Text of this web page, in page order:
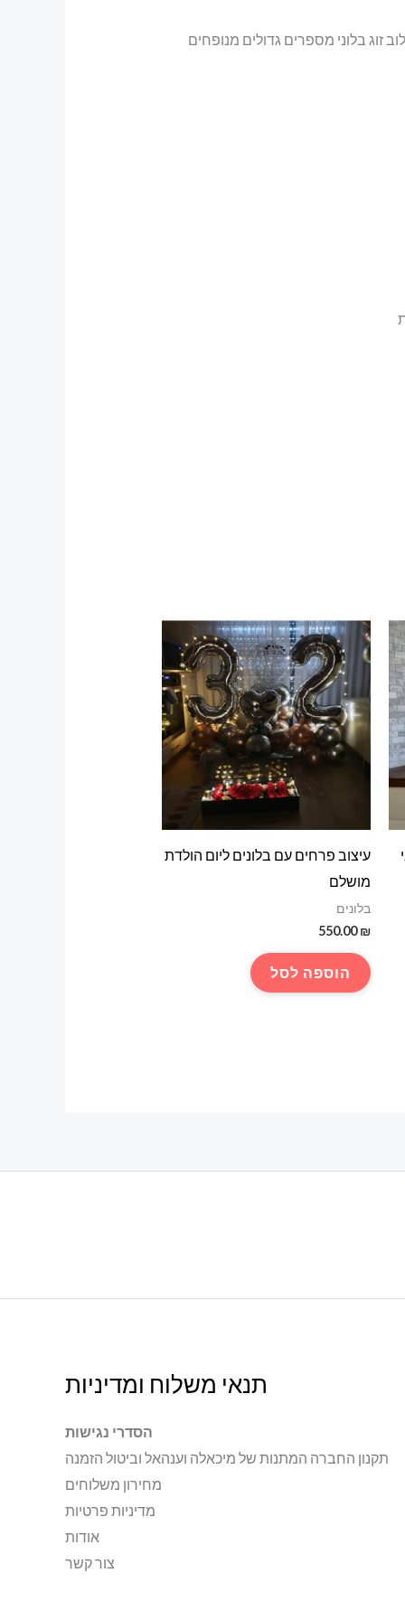
זוג בלוני מספרים גדולים מנופחים
עיצוב פרחים עם בלונים ליום הולדת
מושלם
בלונים
550.00₪
הוספה לסל
תנאי משלוח ומדיניות
הסדרי נגישות
תקנון החברה המתנות של מיכאלה וענהאל וביטול הזמנה
מחירון משלוחים
מדיניות פרטיות
אודות
צור קשר